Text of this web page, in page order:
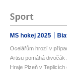
Sport
MS hokej 2025
Ocelářům hrozí v
Artisu pomáhá divočák
Hraje Plzeň v Teplicích